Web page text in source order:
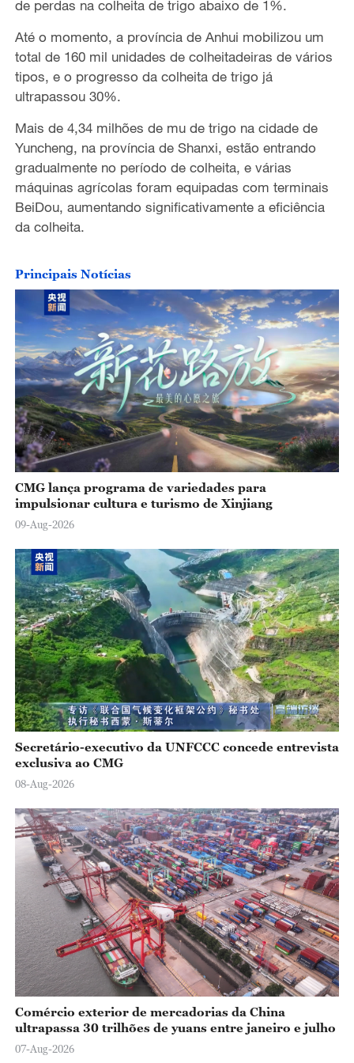
o
de perdas na colheita de trigo abaixo de 1%.
Até o momento, a província de Anhui mobilizou um
total de 160 mil unidades de colheitadeiras de vários
tipos, e o progresso da colheita de trigo já
ultrapassou 30%.
Mais de 4,34 milhões de mu de trigo na cidade de
Yuncheng, na província de Shanxi, estão entrando
gradualmente no período de colheita, e várias
máquinas agrícolas foram equipadas com terminais
BeiDou, aumentando significativamente a eficiência
da colheita.
Principais Notícias
CMG lança programa de variedades para
impulsionar cultura e turismo de Xinjiang
09-Aug-2026
Secretário-executivo da UNFCCC concede entrevista
exclusiva ao CMG
08-Aug-2026
Comércio exterior de mercadorias da China
ultrapassa 30 trilhões de yuans entre janeiro e julho
07-Aug-2026